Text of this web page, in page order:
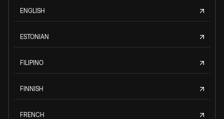
ENGLISH
ESTONIAN
FILIPINO
FINNISH
FRENCH